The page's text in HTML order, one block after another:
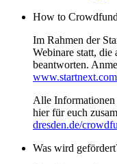
How to
Im Rahmen der
Webinare statt,
beantworten.
Alle
hier für euch
dresden.de/
Was wird